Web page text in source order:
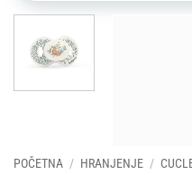
POČETNA / HRANJENJE /